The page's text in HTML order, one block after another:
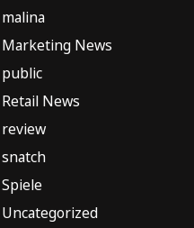
malina
Marketing News
public
Retail News
review
snatch
Spiele
Uncategorized